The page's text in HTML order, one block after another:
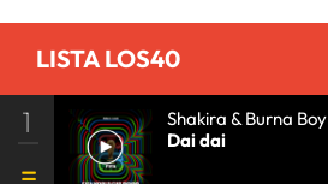
LISTA LOS40
1
Shakira & Burna Boy
Dai dai